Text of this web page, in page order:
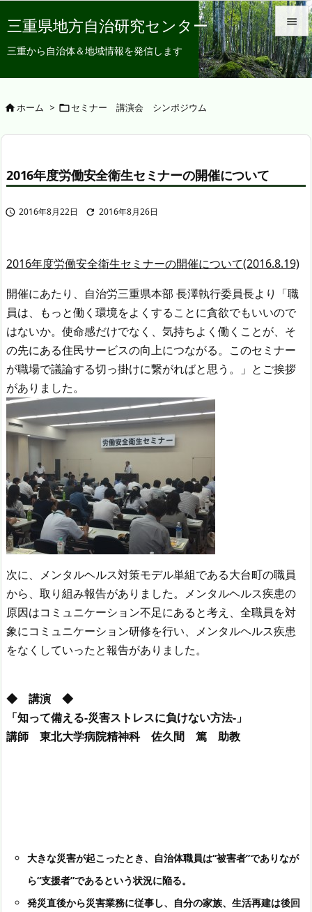


メニュ
三重県地方自治研究センター
三重から自治体＆地域情報を発信します
ホーム > セミナー 講演会 シンポジウム
2016年度労働安全衛生セミナーの開催について
 2016年8月22日  2016年8月26日
2016年度労働安全衛生セミナーの開催について(2016.8.19)
開催にあたり、自治労三重県本部 長澤執行委員長より「職
員は、もっと働く環境をよくすることに貪欲でもいいので
はないか。使命感だけでなく、気持ちよく働くことが、そ
の先にある住民サービスの向上につながる。このセミナー
が職場で議論する切っ掛けに繋がればと思う。」とご挨拶
がありました。
次に、メンタルヘルス対策モデル単組である大台町の職員
から、取り組み報告がありました。メンタルヘルス疾患の
原因はコミュニケーション不足にあると考え、全職員を対
象にコミュニケーション研修を行い、メンタルヘルス疾患
をなくしていったと報告がありました。
◆ 講演 ◆
「知って備える-災害ストレスに負けない方法-」
講師 東北大学病院精神科 佐久間 篤 助教
大きな災害が起こったとき、自治体職員は“被害者”でありなが
ら“支援者”であるという状況に陥る。
発災直後から災害業務に従事し、自分の家族、生活再建は後回